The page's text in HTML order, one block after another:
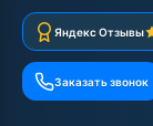
Яндекс Отзывы
Заказать звонок